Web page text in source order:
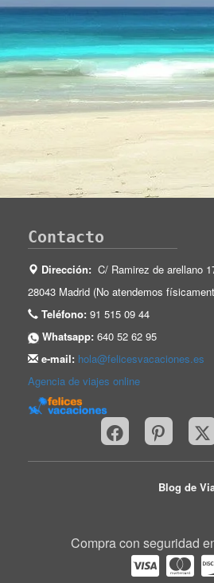
Contacto
Dirección: C/ Ramirez de arellano
28043 Madrid (No atendemos
Teléfono: 91 515 09 44
Whatsapp: 640 52 62 95
e-mail: hola@felicesvacaciones.es
Agencia de viajes online
Blog de
Compra con seguridad